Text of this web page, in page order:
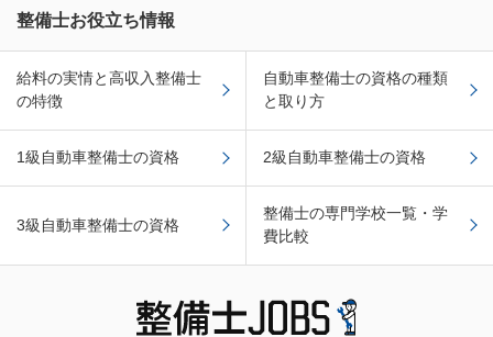
整備士お役立ち情報
給料の実情と高収入整備士
の特徴
自動車整備士の資格の種類
と取り方
1級自動車整備士の資格 2級自動車整備士の資格
3級自動車整備士の資格
整備士の専門学校一覧・学
費比較